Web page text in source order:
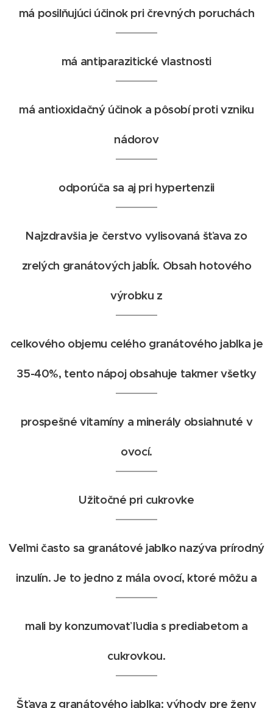
má posilňujúci účinok pri črevných poruchách
má antiparazitické vlastnosti
má antioxidačný účinok a pôsobí proti vzniku
nádorov
odporúča sa aj pri hypertenzii
Najzdravšia je čerstvo vylisovaná šťava zo
zrelých granátových jabĺk. Obsah hotového
výrobku z
celkového objemu celého granátového jablka je
35-40%, tento nápoj obsahuje takmer všetky
prospešné vitamíny a minerály obsiahnuté v
ovocí.
Užitočné pri cukrovke
Veľmi často sa granátové jablko nazýva prírodný
inzulín. Je to jedno z mála ovocí, ktoré môžu a
mali by konzumovať ľudia s prediabetom a
cukrovkou.
Šťava z granátového jablka: výhody pre ženy